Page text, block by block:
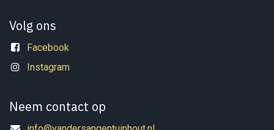
Volg ons
Facebook
Instagram
Neem contact op